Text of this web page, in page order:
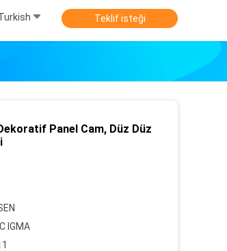
Teklif isteği
Panel Cam, Düz Düz
IGMA